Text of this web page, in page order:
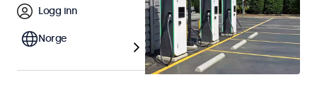
Logg inn
Norge